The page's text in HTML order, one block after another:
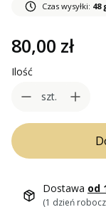
Czas wysyłki: 48
Cena
80,00 zł
Ilość
szt.
Dostawa od
(1 dzień